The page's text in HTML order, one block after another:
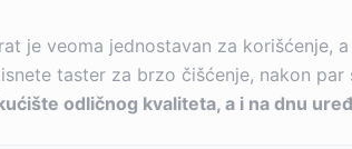
je veoma jednostavan za korišćenje,
taster za brzo čišćenje, nakon
odličnog kvaliteta, a i na dnu